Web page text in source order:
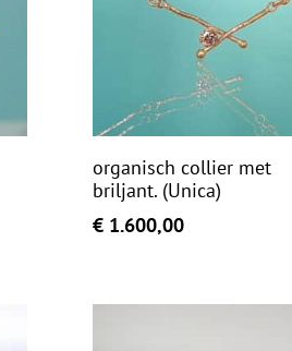
organisch collier met
briljant. (Unica)
€1.600,00